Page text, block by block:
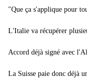
"Que ça s'applique pour
L'Italie va récupérer
Accord déjà signé avec
La Suisse paie donc déjà